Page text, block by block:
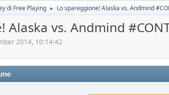
di Free Playing ► Lo spareggione! Alaska vs. Andmind
vs. Andmind
2014, 10:14:42